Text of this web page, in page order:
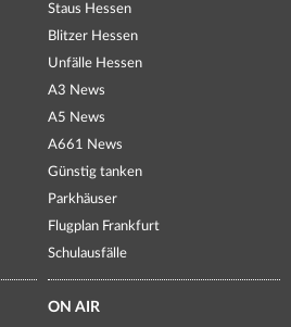
Staus Hessen
Blitzer Hessen
Unfälle Hessen
A3 News
A5 News
A661 News
Günstig tanken
Parkhäuser
Flugplan Frankfurt
Schulausfälle
ON AIR